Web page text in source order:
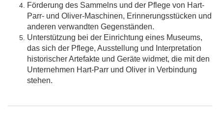
Förderung des Sammelns und der Pflege von Hart-
Parr- und Oliver-Maschinen, Erinnerungsstücken und
anderen verwandten Gegenständen.
Unterstützung bei der Einrichtung eines Museums,
das sich der Pflege, Ausstellung und Interpretation
historischer Artefakte und Geräte widmet, die mit den
Unternehmen Hart-Parr und Oliver in Verbindung
stehen.